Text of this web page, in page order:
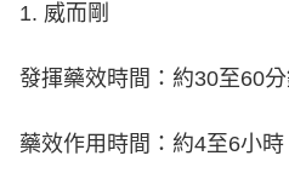
1. 威而剛
發揮藥效時間：約30至60
藥效作用時間：約4至6小時